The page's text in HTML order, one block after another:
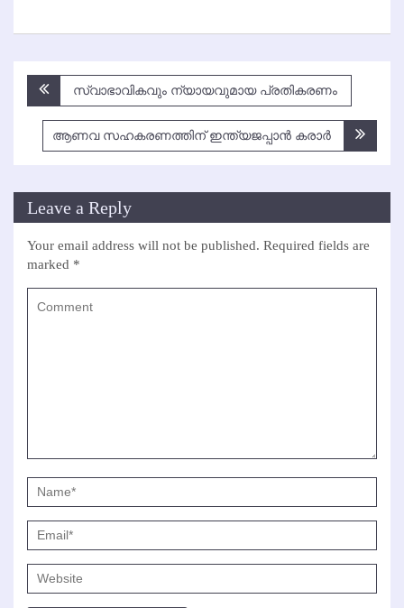
Post
navigation
സ്വാഭാവികവും ന്യായവുമായ പ്രതികരണം
ആണവ സഹകരണത്തിന് ഇന്ത്യജപ്പാന്‍ കരാര്‍
Leave a Reply
Your email address will not be published. Required fields are
marked *